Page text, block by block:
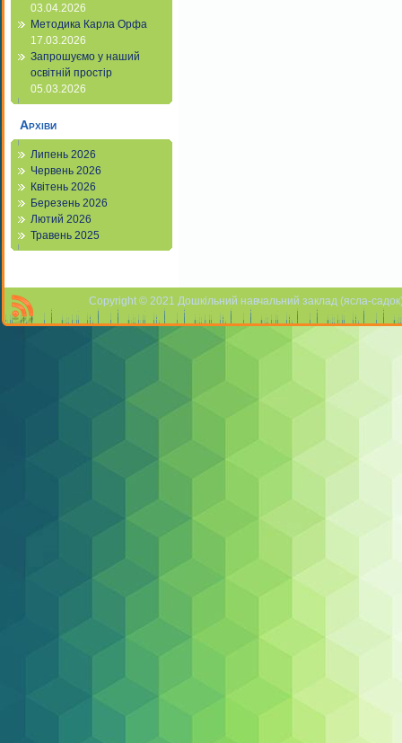
03.04.2026
Методика Карла Орфа
17.03.2026
Запрошуємо у наший
освітній простір
05.03.2026
Архіви
Липень 2026
Червень 2026
Квітень 2026
Березень 2026
Лютий 2026
Травень 2025
Copyright © 2021 Дошкільний навчальний заклад (ясла-